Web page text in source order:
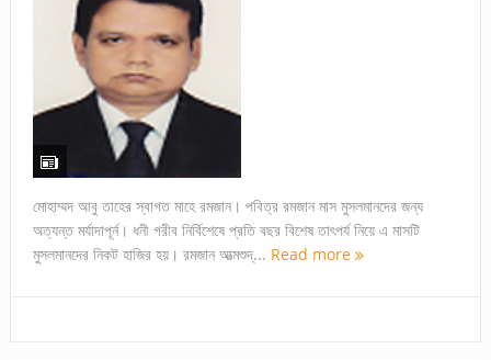
মোহাম্মদ আবু তাহের স্বাগত মাহে রমজান। পবিত্র রমজান মাস মুসলমানদের জন্য
অত্যন্ত মর্যাদাপূর্ন। ধনী গরীব নির্বিশেষে প্রতি বছর বিশেষ তাৎপর্য নিয়ে এ মাসটি
মুসলমানদের নিকট হাজির হয়। রমজান আত্মশুদ্... Read more